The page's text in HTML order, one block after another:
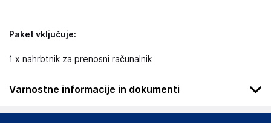
Paket vključuje:
1 x nahrbtnik za prenosni računalnik
Varnostne informacije in dokumenti
Da bi se izognili nevarnosti, hranite ta izdelek izven dosega